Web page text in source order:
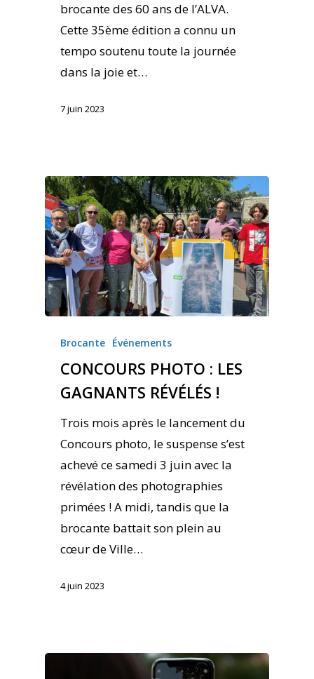
brocante des 60 ans de l’ALVA.
Cette 35ème édition a connu un
tempo soutenu toute la journée
dans la joie et…
7 juin 2023
Brocante Événements
CONCOURS PHOTO : LES
GAGNANTS RÉVÉLÉS !
Trois mois après le lancement du
Concours photo, le suspense s’est
achevé ce samedi 3 juin avec la
révélation des photographies
primées ! A midi, tandis que la
brocante battait son plein au
cœur de Ville…
4 juin 2023